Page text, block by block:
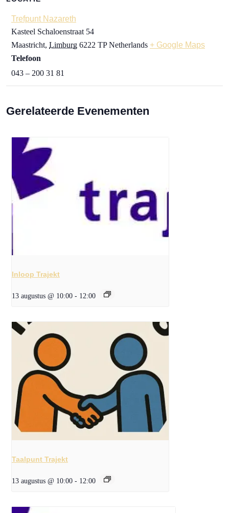
Trefpunt Nazareth
Kasteel Schaloenstraat 54
Maastricht, Limburg 6222 TP Netherlands + Google Maps
Telefoon
043 – 200 31 81
Gerelateerde Evenementen
Inloop Trajekt
13 augustus @ 10:00 - 12:00
Taalpunt Trajekt
13 augustus @ 10:00 - 12:00